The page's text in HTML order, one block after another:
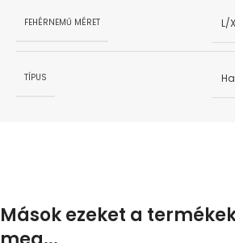
FEHÉRNEMŰ MÉRET L/
TÍPUS
Mások ezeket a